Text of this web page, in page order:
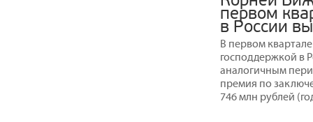
первом
в России
В первом
господдержкой в
аналогичным
премия по
746 млн рублей